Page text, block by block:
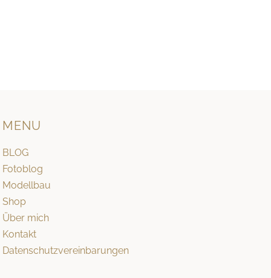
MENU
BLOG
Fotoblog
Modellbau
Shop
Über mich
Kontakt
Datenschutzvereinbarungen